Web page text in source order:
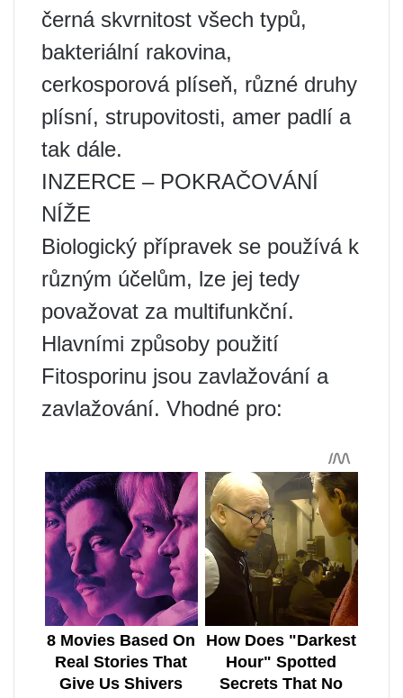
černá skvrnitost všech typů,
bakteriální rakovina,
cerkosporová plíseň, různé druhy
plísní, strupovitosti, amer padlí a
tak dále.
INZERCE – POKRAČOVÁNÍ
NÍŽE
Biologický přípravek se používá k
různým účelům, lze jej tedy
považovat za multifunkční.
Hlavními způsoby použití
Fitosporinu jsou zavlažování a
zavlažování. Vhodné pro: